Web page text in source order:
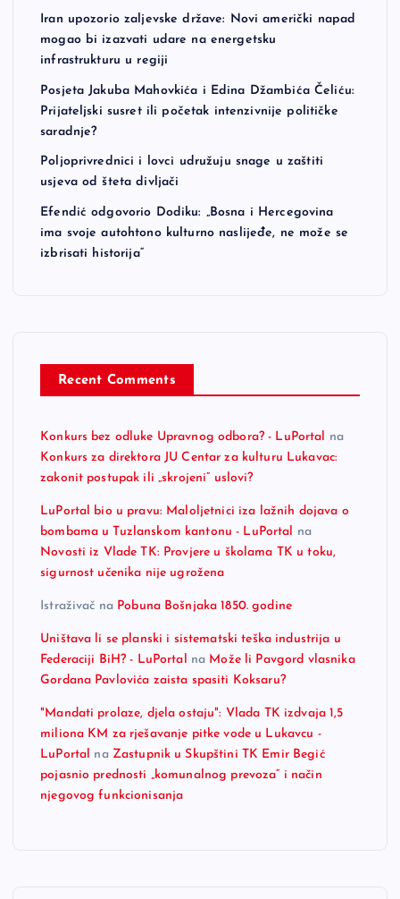
Iran upozorio zaljevske države: Novi američki napad
mogao bi izazvati udare na energetsku
infrastrukturu u regiji
Posjeta Jakuba Mahovkića i Edina Džambića Čeliću:
Prijateljski susret ili početak intenzivnije političke
saradnje?
Poljoprivrednici i lovci udružuju snage u zaštiti
usjeva od šteta divljači
Efendić odgovorio Dodiku: „Bosna i Hercegovina
ima svoje autohtono kulturno naslijeđe, ne može se
izbrisati historija“
Recent Comments
Konkurs bez odluke Upravnog odbora? - LuPortal
na
Konkurs za direktora JU Centar za kulturu Lukavac:
zakonit postupak ili „skrojeni“ uslovi?
LuPortal bio u pravu: Maloljetnici iza lažnih dojava o
bombama u Tuzlanskom kantonu - LuPortal
na
Novosti iz Vlade TK: Provjere u školama TK u toku,
sigurnost učenika nije ugrožena
Istraživač na Pobuna Bošnjaka 1850. godine
Uništava li se planski i sistematski teška industrija u
Federaciji BiH? - LuPortal
na Može li Pavgord vlasnika
Gordana Pavlovića zaista spasiti Koksaru?
"Mandati prolaze, djela ostaju": Vlada TK izdvaja 1,5
miliona KM za rješavanje pitke vode u Lukavcu -
LuPortal na Zastupnik u Skupštini TK Emir Begić
pojasnio prednosti „komunalnog prevoza“ i način
njegovog funkcionisanja